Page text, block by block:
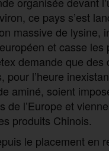
ce pays s’est
massive de lysine,
et casse les
demande que des
pour l’heure
aminé, soient
de l’Europe et
produits Chinois.
le placement en